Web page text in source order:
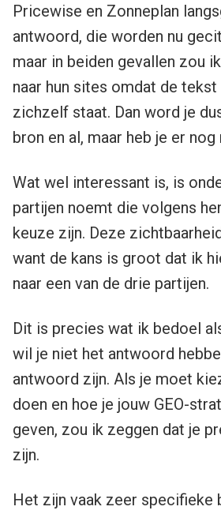
Pricewise en Zonneplan
antwoord, die worden nu
maar in beiden gevallen zou
naar hun sites omdat de
zichzelf staat. Dan word je
bron en al, maar heb je er nog
Wat wel interessant is, is
partijen noemt die volgens
keuze zijn. Deze
want de kans is groot dat ik
naar een van de drie partijen.
Dit is precies wat ik bedoel
wil je niet het antwoord
antwoord zijn. Als je moet
doen en hoe je jouw GEO-
geven, zou ik zeggen dat je
zijn.
Het zijn vaak zeer specifieke